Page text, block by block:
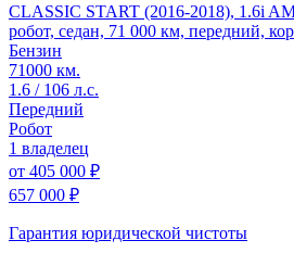
CLASSIC START (2016-2018), 1.6i
робот, седан, 71 000 км, передний,
Бензин
71000 км.
1.6 / 106 л.с.
Передний
Робот
1 владелец
от 405 000 ₽
657 000 ₽
Гарантия юридической чистоты